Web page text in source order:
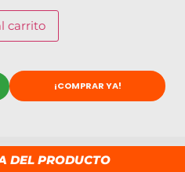
carrito
¡COMPRAR YA!
DEL PRODUCTO